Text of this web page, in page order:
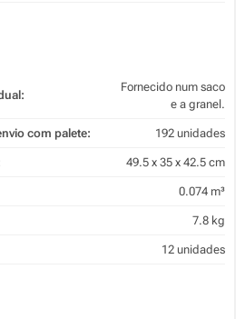
Fornecido num saco
e a granel.
com palete: 192 unidades
49.5 x 35 x 42.5 cm
0.074 m³
7.8 kg
12 unidades